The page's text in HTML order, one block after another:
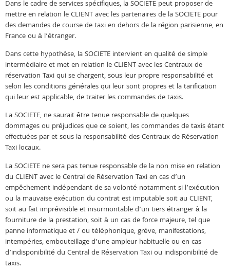
Dans le cadre de services spécifiques, la SOCIETE peut proposer de
mettre en relation le CLIENT avec les partenaires de la SOCIETE pour
des demandes de course de taxi en dehors de la région parisienne, en
France ou à l’étranger.
Dans cette hypothèse, la SOCIETE intervient en qualité de simple
intermédiaire et met en relation le CLIENT avec les Centraux de
réservation Taxi qui se chargent, sous leur propre responsabilité et
selon les conditions générales qui leur sont propres et la tarification
qui leur est applicable, de traiter les commandes de taxis.
La SOCIETE, ne saurait être tenue responsable de quelques
dommages ou préjudices que ce soient, les commandes de taxis étant
effectuées par et sous la responsabilité des Centraux de Réservation
Taxi locaux.
La SOCIETE ne sera pas tenue responsable de la non mise en relation
du CLIENT avec le Central de Réservation Taxi en cas d’un
empêchement indépendant de sa volonté notamment si l’exécution
ou la mauvaise exécution du contrat est imputable soit au CLIENT,
soit au fait imprévisible et insurmontable d’un tiers étranger à la
fourniture de la prestation, soit à un cas de force majeure, tel que
panne informatique et / ou téléphonique, grève, manifestations,
intempéries, embouteillage d’une ampleur habituelle ou en cas
d’indisponibilité du Central de Réservation Taxi ou indisponibilité de
taxis.